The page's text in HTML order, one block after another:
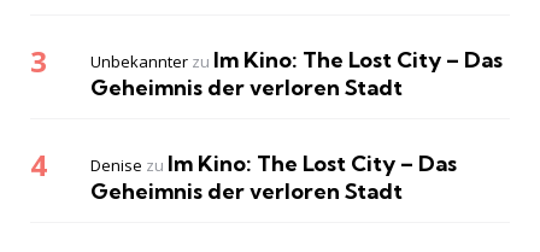
Unbekannter zu Im Kino: The Lost City – Das
Geheimnis der verloren Stadt
Denise zu Im Kino: The Lost City – Das
Geheimnis der verloren Stadt